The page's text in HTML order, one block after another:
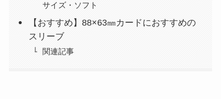
サイズ・ソフト
【おすすめ】88×63㎜カードにおすすめの
スリーブ
関連記事